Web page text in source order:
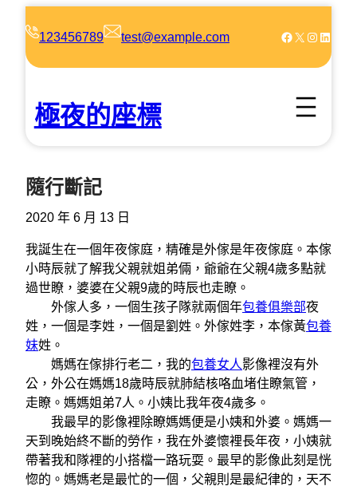
123456789 test@example.com Facebook X Instagram LinkedIn
極夜的座標
隨行斷記
2020 年 6 月 13 日
我誕生在一個年夜傢庭，精確是外傢是年夜傢庭。本傢
小時辰就了解我父親就姐弟倆，爺爺在父親4歲多點就
過世瞭，婆婆在父親9歲的時辰也走瞭。
外傢人多，一個生孩子隊就兩個年包養俱樂部夜
姓，一個是李姓，一個是劉姓。外傢姓李，本傢黃包養
妹姓。
媽媽在傢排行老二，我的包養女人影像裡沒有外
公，外公在媽媽18歲時辰就肺結核咯血堵住瞭氣管，
走瞭。媽媽姐弟7人。小姨比我年夜4歲多。
我最早的影像裡除瞭媽媽便是小姨和外婆。媽媽一
天到晚始終不斷的勞作，我在外婆懷裡長年夜，小姨就
帶著我和隊裡的小搭檔一路玩耍。最早的影像此刻是恍
惚的。媽媽老是最忙的一個，父親則是最紀律的，天不